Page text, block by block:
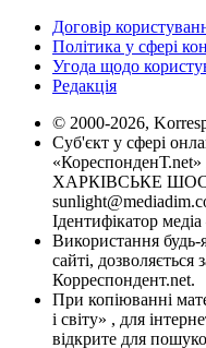
Договір
Політика у сфері
Угода щодо
Редакція
© 2000-2026,
Суб'єкт у сфері
ХАРКІВСЬКЕ ШОСЕ,
Ідентифікатор
Використання будь-
сайті,
Корреспондент.net.
При копіюванні
і світу» , для
відкрите для